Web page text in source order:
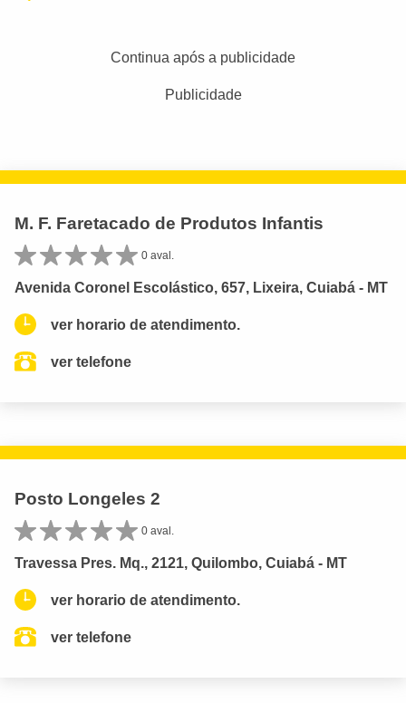
Continua após a publicidade
Publicidade
M. F. Faretacado de Produtos Infantis
0 aval.
Avenida Coronel Escolástico, 657, Lixeira, Cuiabá - MT
ver horario de atendimento.
ver telefone
Posto Longeles 2
0 aval.
Travessa Pres. Mq., 2121, Quilombo, Cuiabá - MT
ver horario de atendimento.
ver telefone